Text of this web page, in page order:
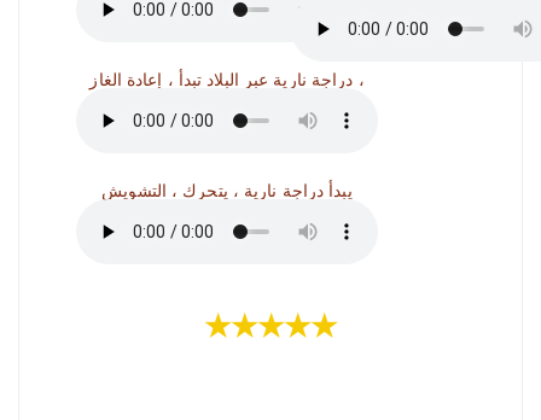
دراجة نارية عبر البلاد تبدأ ، إعادة الغاز ،
يبدأ دراجة نارية ، يتحرك ، التشويش
★★★★★